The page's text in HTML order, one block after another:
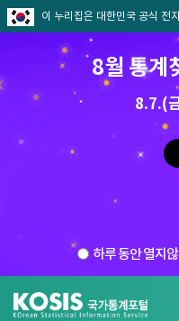
이 누리집은 대한민국 공식 전
8월 통계
8.7.(
하루 동안 열지